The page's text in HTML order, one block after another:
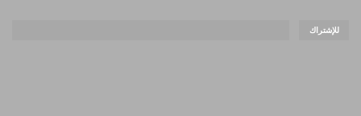
للإشتراك